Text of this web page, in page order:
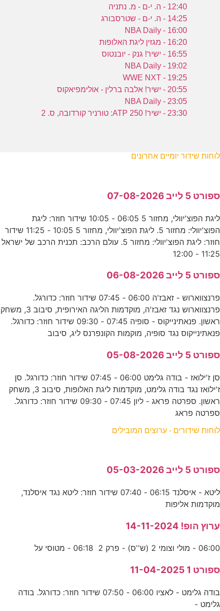
12:40 - ה. י-ם - מ. נתניה
14:25 - ה. י-ם - שטרסבורג
16:00 - NBA Daily
16:20 - מגזין ליגת האלופות
16:55 - ישיר! גנק - יובנטוס
19:02 - NBA Daily
19:25 - WWE NXT
20:55 - ישיר! אלבה ברלין - אולימפיאקוס
23:05 - NBA Daily
23:30 - ישיר! ATP 250: טורניר קורדובה, ס. 2
לוחות שידור יומיים אחרונים
ספורט 5 לייב 07-08-2026
ליגת הפוצ'יוולי, מחזור 5 06:05 - 10:05 שידור חוזר: ליגת
הפוצ'יוולי: מחזור 5. ליגת הפוצ'יוולי, מחזור 5 10:05 - 11:25 שידור
חוזר: ליגת הפוצ'יוולי: מחזור 5. עולם הרכב: תכנית הרכב של ישראל
11:25 - 12:00
ספורט 5 לייב 06-08-2026
פרנצווארוש - זאבז'ה 06:00 - 07:45 שידור חוזר: כדורגל.
פרנצווארוש נגד זאבז'ה, מוקדמות הליגה האירופית, סיבוב 3, משחק
ראשון. פנאתינייקוס - סופיה 07:45 - 09:30 שידור חוזר: כדורגל.
פנאתינייקוס נגד סופיה, מוקמות הקונפרנס ליג, סיבוב
ספורט 5 לייב 05-08-2026
סן ז'ילואז - בודה גלימט 06:00 - 07:45 שידור חוזר: כדורגל. סן
ז'ילואז נגד בודה גלימט, מוקדמות ליגת האלופות, סיבוב 3, משחק
ראשון. ספרטה פראג - ליון 07:45 - 09:30 שידור חוזר: כדורגל.
ספרטה פראג
לוחות שידורים - ערוצים המובילים
ספורט 5 לייב 05-03-2026
ליטא - איסלנד 06:15 - 07:40 שידור חוזר: ליטא נגד איסלנד,
מוקדמות אליפות
ערוץ הופ! 14-11-2024
06:00 - מולי וצומי 2 (ש''ס) - פרק 2 06:18 - מטוסי על
ספורט 1 11-04-2025
בודה גלימט - לאציו 06:00 - 07:50 שידור חוזר: כדורגל. בודה
גלימט -